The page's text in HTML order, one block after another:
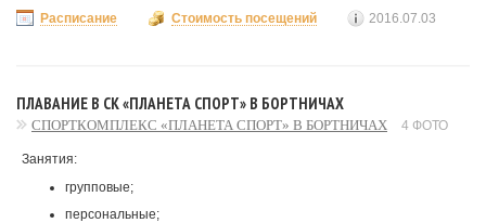
Расписание Стоимость посещений 2016.07.03
ПЛАВАНИЕ В СК «ПЛАНЕТА СПОРТ» В БОРТНИЧАХ
СПОРТКОМПЛЕКС «ПЛАНЕТА СПОРТ» В БОРТНИЧАХ 4 ФОТО
Занятия:
групповые;
персональные;